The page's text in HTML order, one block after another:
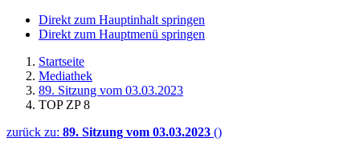
Direkt zum Hauptinhalt springen
Direkt zum Hauptmenü springen
Startseite
Mediathek
89. Sitzung vom 03.03.2023
TOP ZP 8
zurück zu: 89. Sitzung vom 03.03.2023 ()